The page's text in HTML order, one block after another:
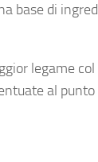
base di
legame col
al